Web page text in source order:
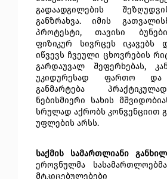
გადაადგილების
განზრახვა. იმის
პროტესტი, თავისი
ფიზიკურ სივრცეს იკავებს
იწვევს ჩვეული ცხოვრების
გარდაუვალ შეფერხებას,
უკიდურესად ფართო და
განმარტება
ნებისმიერი სახის
სრულად აქრობს კონვენციით
უფლების არსს.
საქმის სამართლიანი
ეროვნულმა
მტკიცებულებები